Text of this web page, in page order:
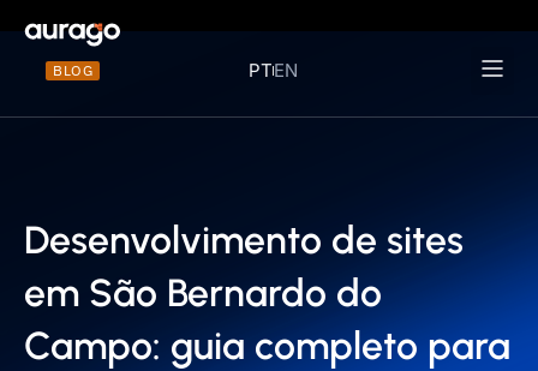
BLOG PTEN
Desenvolvimento de sites
em São Bernardo do
Campo: guia completo para